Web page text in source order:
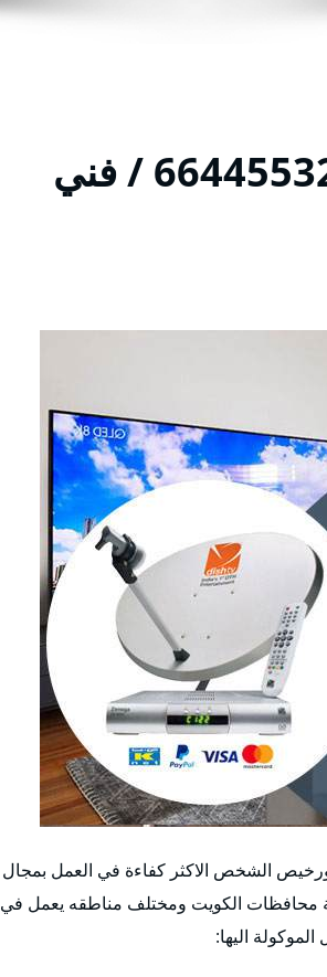
فني تركيب ستلايت الخيران / 66445532 / فني
الشخص الاكثر كفاءة في العمل بمجال
محافظات الكويت ومختلف مناطقه يعمل في
اليها: